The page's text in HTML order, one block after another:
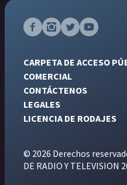
CARPETA DE ACCESO
COMERCIAL
CONTÁCTENOS
LEGALES
LICENCIA DE RODAJES
© 2026 Derechos
DE RADIO Y TELEVISION